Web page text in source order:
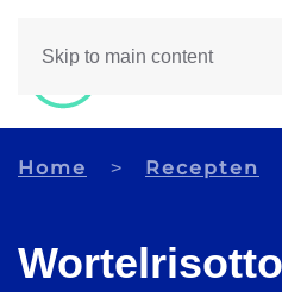
Skip to main content
Home Recepten
Wortelrisotto